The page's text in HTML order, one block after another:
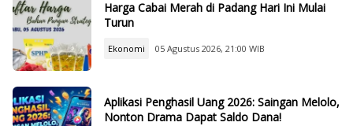
Harga Cabai Merah di Padang Hari Ini Mulai
Turun
Ekonomi 05 Agustus 2026, 21:00 WIB
Aplikasi Penghasil Uang 2026: Saingan Melolo,
Nonton Drama Dapat Saldo Dana!